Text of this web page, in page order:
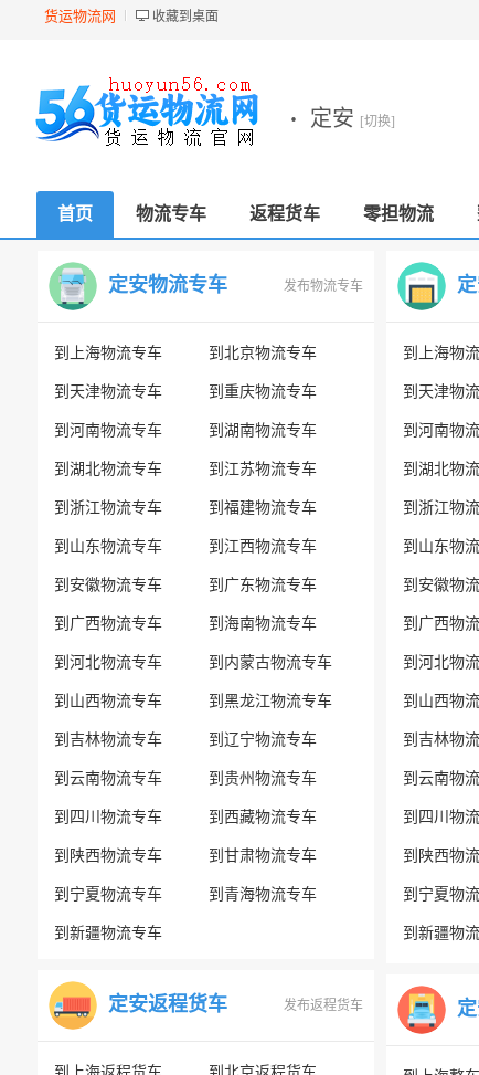
货运物流网 收藏到桌面
· 定安 [切换]
首页 物流专车 返程货车 零担物流
定安物流专车 发布物流专车
到上海物流专车 到北京物流专车
到天津物流专车 到重庆物流专车
到河南物流专车 到湖南物流专车
到湖北物流专车 到江苏物流专车
到浙江物流专车 到福建物流专车
到山东物流专车 到江西物流专车
到安徽物流专车 到广东物流专车
到广西物流专车 到海南物流专车
到河北物流专车 到内蒙古物流专车
到山西物流专车 到黑龙江物流专车
到吉林物流专车 到辽宁物流专车
到云南物流专车 到贵州物流专车
到四川物流专车 到西藏物流专车
到陕西物流专车 到甘肃物流专车
到宁夏物流专车 到青海物流专车
到新疆物流专车
定安返程货车 发布返程货车
到上海物流
到天津物流
到河南物流
到湖北物流
到浙江物流
到山东物流
到安徽物流
到广西物流
到河北物流
到山西物流
到吉林物流
到云南物流
到四川物流
到陕西物流
到宁夏物流
到新疆物流